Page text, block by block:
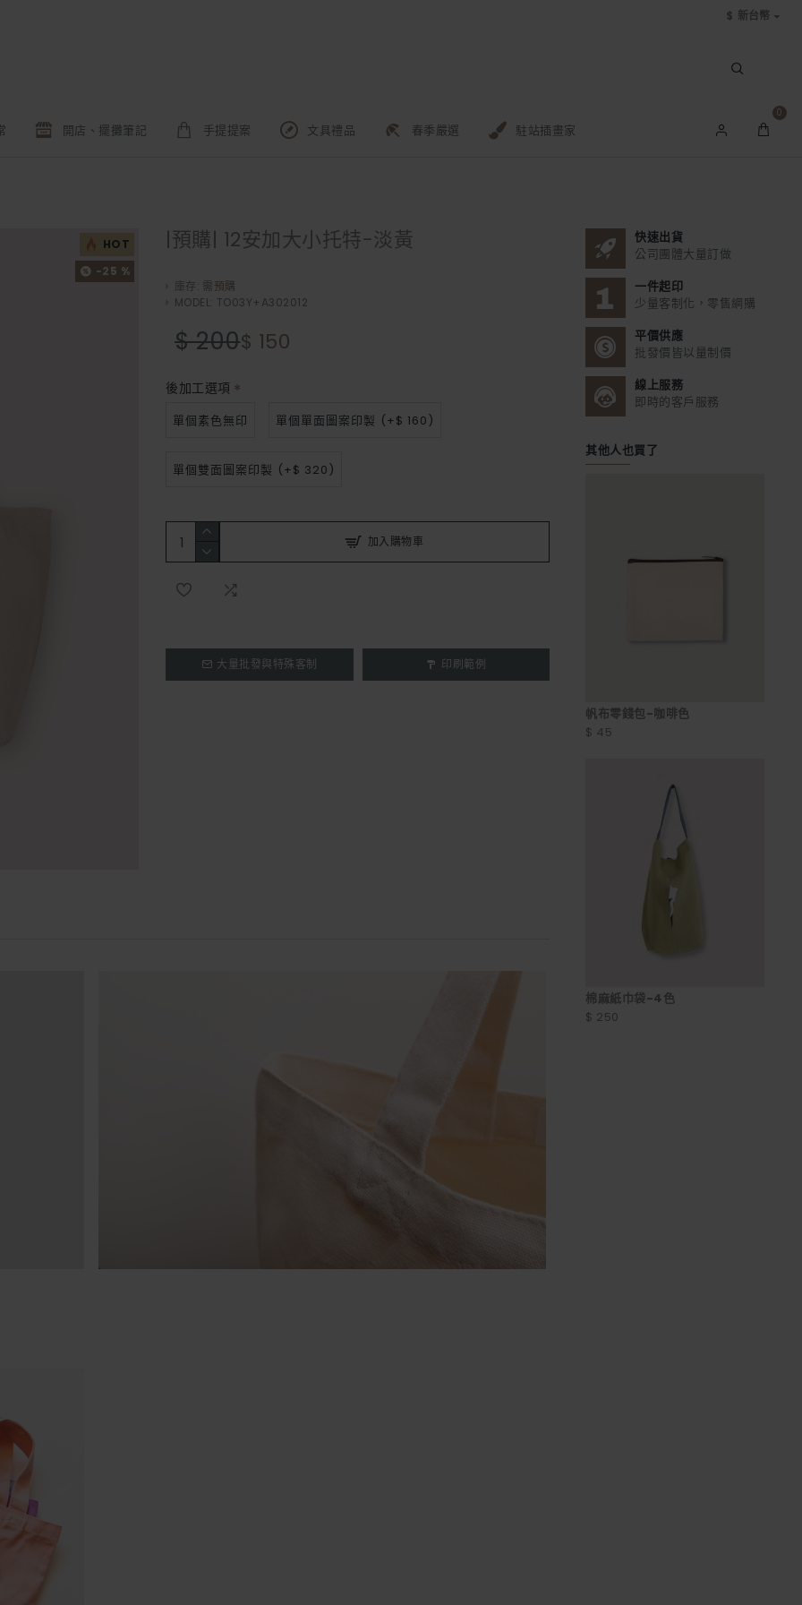
$ 新台幣
開店、擺攤筆記 手提提案 文具禮品 春季嚴選 駐站插畫家
0
HOT
-25 %
|預購| 12安加大小托特-淡黃
庫存: 需預購
MODEL: TO03Y+A302012
$ 150
$ 200
後加工選項
單個素色無印 單個單面圖案印製 (+$ 160)
單個雙面圖案印製 (+$ 320)
加入購物車
大量批發與特殊客制 印刷範例
快速出貨
公司團體大量訂做
一件起印
少量客制化，零售網購
平價供應
批發價皆以量制價
線上服務
即時的客戶服務
其他人也買了
帆布零錢包-咖啡色
$ 45
棉麻紙巾袋-4色
$ 250